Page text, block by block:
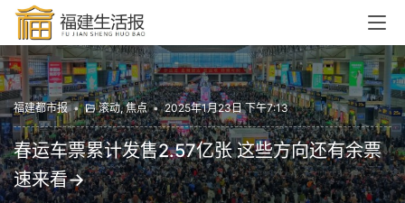
福建都市报 • 滚动,焦点 • 2025年1月23日 下午7:13
春运车票累计发售2.57亿张 这些方向还有余票
速来看→